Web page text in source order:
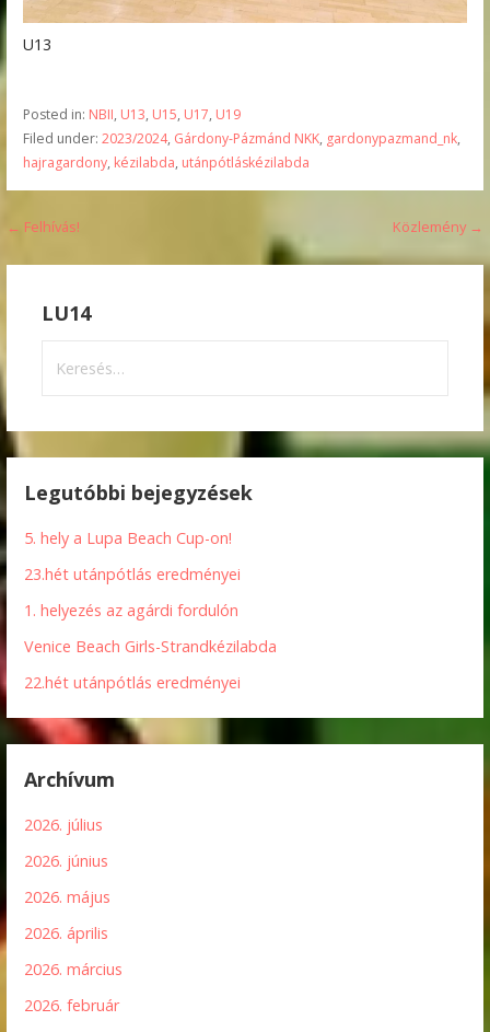
U13
Posted in: NBII, U13, U15, U17, U19
Filed under: 2023/2024, Gárdony-Pázmánd NKK, gardonypazmand_nk,
hajragardony, kézilabda, utánpótláskézilabda
Bejegyzés
navigáció
← Felhívás! Közlemény →
LU14
Legutóbbi bejegyzések
5. hely a Lupa Beach Cup-on!
23.hét utánpótlás eredményei
1. helyezés az agárdi fordulón
Venice Beach Girls-Strandkézilabda
22.hét utánpótlás eredményei
Archívum
2026. július
2026. június
2026. május
2026. április
2026. március
2026. február